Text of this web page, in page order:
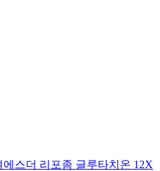
스더 리포좀 글루타치온 12X